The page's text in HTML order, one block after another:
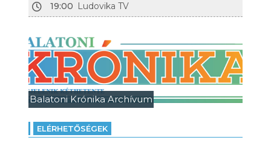
19:00 Ludovika TV
Balatoni Krónika Archívum
ELÉRHETŐSÉGEK